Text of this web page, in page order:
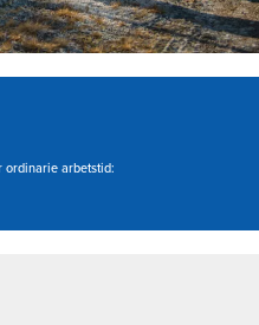
ordinarie arbetstid: